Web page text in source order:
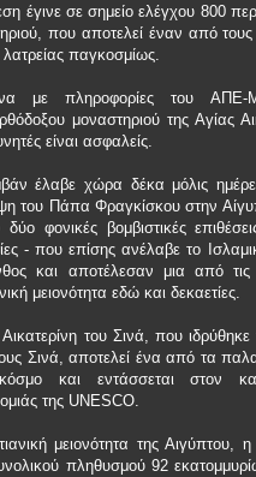
έγινε σε σημείο ελέγχου 800
που αποτελεί έναν από τους
παγκοσμίως.
με πληροφορίες του
μοναστηριού της Αγίας
είναι ασφαλείς.
έλαβε χώρα δέκα μόλις
του Πάπα Φραγκίσκου στην
φονικές βομβιστικές
- που επίσης ανέλαβε το
και αποτέλεσαν μια από τις
μειονότητα εδώ και δεκαετίες.
του Σινά, που
Σινά, αποτελεί ένα από τα
και εντάσσεται στον
της UNESCO.
μειονότητα της Αιγύπτου,
πληθυσμού 92